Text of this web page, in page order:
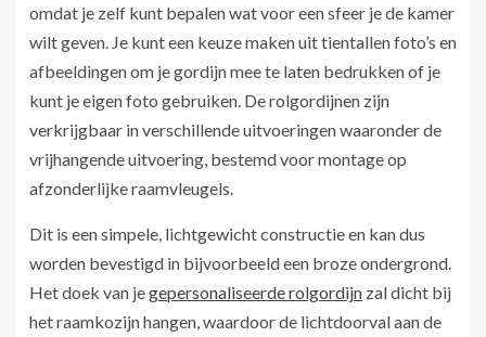
omdat je zelf kunt bepalen wat voor een sfeer je de kamer
wilt geven. Je kunt een keuze maken uit tientallen foto’s en
afbeeldingen om je gordijn mee te laten bedrukken of je
kunt je eigen foto gebruiken. De rolgordijnen zijn
verkrijgbaar in verschillende uitvoeringen waaronder de
vrijhangende uitvoering, bestemd voor montage op
afzonderlijke raamvleugels.
Dit is een simpele, lichtgewicht constructie en kan dus
worden bevestigd in bijvoorbeeld een broze ondergrond.
Het doek van jegepersonaliseerde rolgordijn zal dicht bij
het raamkozijn hangen, waardoor de lichtdoorval aan de